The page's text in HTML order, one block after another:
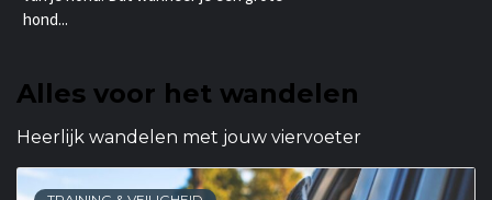
hond...
Alles voor het wandelen
Heerlijk wandelen met jouw viervoeter